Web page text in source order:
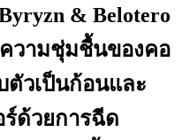
& Belotero
วามชุ่มชื้นของคอ
ตัวเป็นก้อนและ
ด้วยการฉีด